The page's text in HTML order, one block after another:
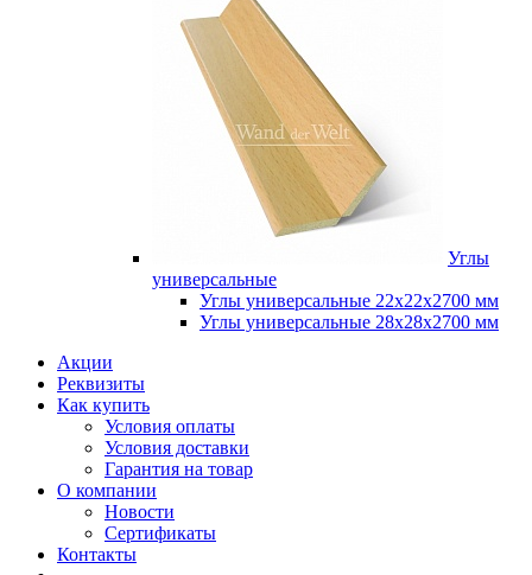
Углы
универсальные
Углы универсальные 22х22х2700 мм
Углы универсальные 28х28х2700 мм
Акции
Реквизиты
Как купить
Условия оплаты
Условия доставки
Гарантия на товар
О компании
Новости
Сертификаты
Контакты